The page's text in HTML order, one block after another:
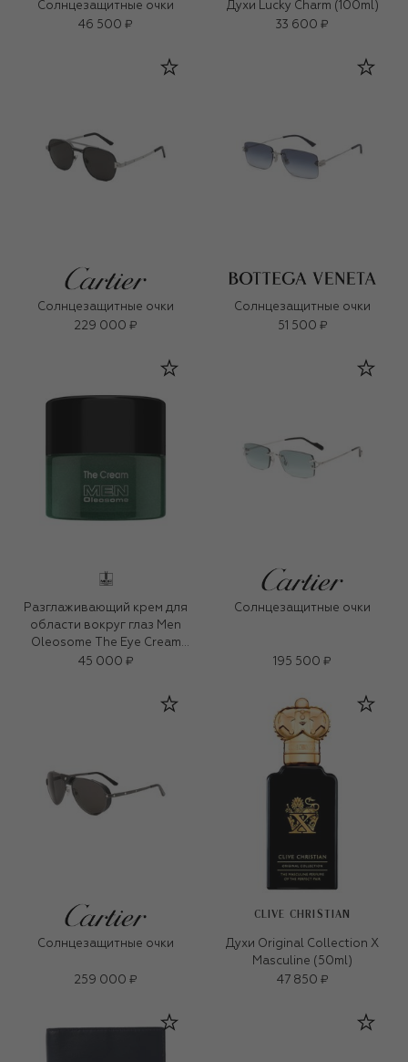
Солнцезащитные очки
46 500 ₽
Духи Lucky Charm (100ml)
33 600 ₽
Солнцезащитные очки
229 000 ₽
Солнцезащитные очки
51 500 ₽
Разглаживающий крем для
области вокруг глаз Men
Oleosome The Eye Cream
(15ml)
45 000 ₽
Солнцезащитные очки
195 500 ₽
Солнцезащитные очки
259 000 ₽
CLIVE CHRISTIAN
Духи Original Collection X
Masculine (50ml)
47 850 ₽